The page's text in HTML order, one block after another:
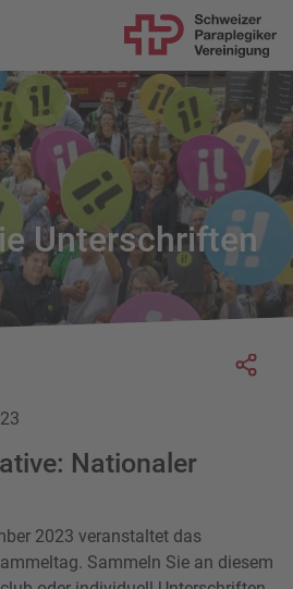
Unterschriften
Nationaler
2023 veranstaltet das
Sammeln Sie an diesem